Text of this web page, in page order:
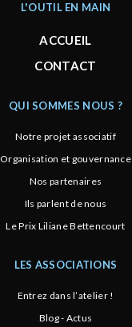
L'OUTIL EN MAIN
ACCUEIL
CONTACT
QUI SOMMES NOUS ?
Notre projet associatif
Organisation et gouvernance
Nos partenaires
Ils parlent de nous
Le Prix Liliane Bettencourt
LES ASSOCIATIONS
Entrez dans l’atelier !
Blog - Actus